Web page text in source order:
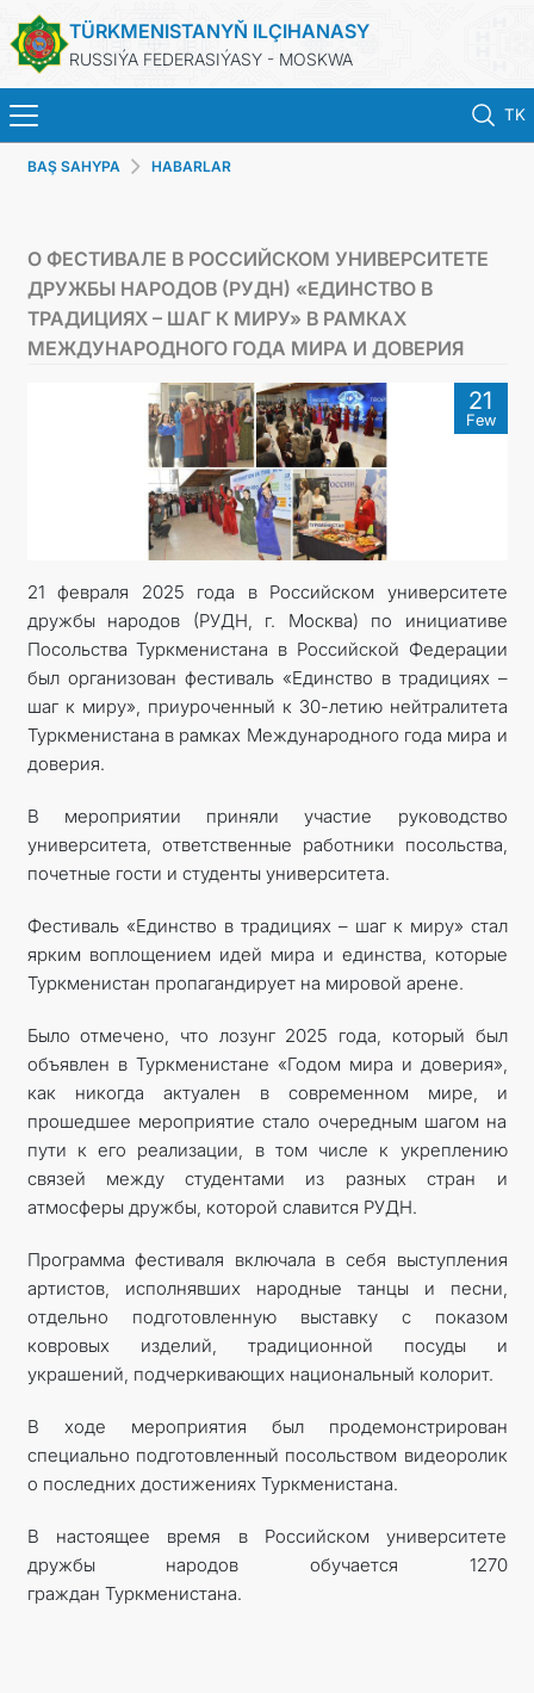
TÜRKMENISTANYŇ ILÇIHANASY
RUSSIÝA FEDERASIÝASY - MOSKWA
TK
BAŞ SAHYPA
TÜRKMENISTAN
WIZA
ARAGATNAŞYK
BAŞ SAHYPA HABARLAR
О ФЕСТИВАЛЕ В РОССИЙСКОМ УНИВЕРСИТЕТЕ
ДРУЖБЫ НАРОДОВ (РУДН) «ЕДИНСТВО В
ТРАДИЦИЯХ – ШАГ К МИРУ» В РАМКАХ
МЕЖДУНАРОДНОГО ГОДА МИРА И ДОВЕРИЯ
21
Few
21 февраля 2025 года в Российском университете
дружбы народов (РУДН, г. Москва) по инициативе
Посольства Туркменистана в Российской Федерации
был организован фестиваль «Единство в традициях –
шаг к миру», приуроченный к 30-летию нейтралитета
Туркменистана в рамках Международного года мира и
доверия.
В мероприятии приняли участие руководство
университета, ответственные работники посольства,
почетные гости и студенты университета.
Фестиваль «Единство в традициях – шаг к миру» стал
ярким воплощением идей мира и единства, которые
Туркменистан пропагандирует на мировой арене.
Было отмечено, что лозунг 2025 года, который был
объявлен в Туркменистане «Годом мира и доверия»,
как никогда актуален в современном мире, и
прошедшее мероприятие стало очередным шагом на
пути к его реализации, в том числе к укреплению
связей между студентами из разных стран и
атмосферы дружбы, которой славится РУДН.
Программа фестиваля включала в себя выступления
артистов, исполнявших народные танцы и песни,
отдельно подготовленную выставку с показом
ковровых изделий, традиционной посуды и
украшений, подчеркивающих национальный колорит.
В ходе мероприятия был продемонстрирован
специально подготовленный посольством видеоролик
о последних достижениях Туркменистана.
В настоящее время в Российском университете
дружбы народов обучается 1270
граждан Туркменистана.